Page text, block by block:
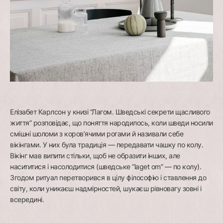
Елізабет Карлсон у книзі “Лагом. Шведські секрети щасливого
життя” розповідає, що поняття народилось, коли шведи носили
смішні шоломи з коров’ячими рогами й називали себе
вікінгами. У них була традиція — передавати чашку по колу.
Вікінг мав випити стільки, щоб не образити інших, але
насититися і насолодитися (шведське “laget om” — по колу).
Згодом ритуал перетворився в цілу філософію і ставлення до
світу, коли уникаєш надмірностей, шукаєш рівновагу зовні і
всередині.